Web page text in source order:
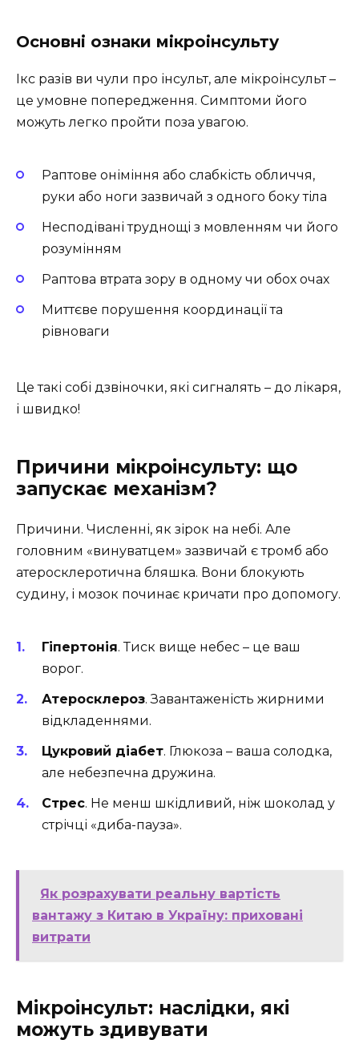
Основні ознаки мікроінсульту
Ікс разів ви чули про інсульт, але мікроінсульт –
це умовне попередження. Симптоми його
можуть легко пройти поза увагою.
Раптове оніміння або слабкість обличчя,
руки або ноги зазвичай з одного боку тіла
Несподівані труднощі з мовленням чи його
розумінням
Раптова втрата зору в одному чи обох очах
Миттєве порушення координації та
рівноваги
Це такі собі дзвіночки, які сигналять – до лікаря,
і швидко!
Причини мікроінсульту: що
запускає механізм?
Причини. Численні, як зірок на небі. Але
головним «винуватцем» зазвичай є тромб або
атеросклеротична бляшка. Вони блокують
судину, і мозок починає кричати про допомогу.
Гіпертонія. Тиск вище небес – це ваш
ворог.
Атеросклероз. Завантаженість жирними
відкладеннями.
Цукровий діабет. Глюкоза – ваша солодка,
але небезпечна дружина.
Стрес. Не менш шкідливий, ніж шоколад у
стрічці «диба-пауза».
Як розрахувати реальну вартість
вантажу з Китаю в Україну: приховані
витрати
Мікроінсульт: наслідки, які
можуть здивувати